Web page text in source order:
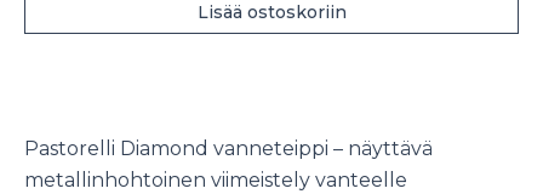
Lisää ostoskoriin
Pastorelli Diamond vanneteippi – näyttävä
metallinhohtoinen viimeistely vanteelle